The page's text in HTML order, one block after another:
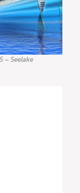
– Seelake